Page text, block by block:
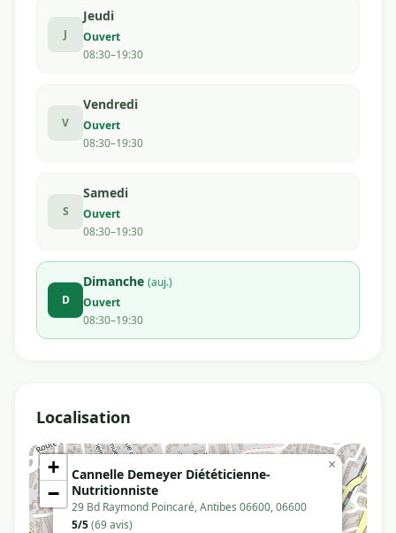
J
Jeudi
Ouvert
08:30–19:30
V
Vendredi
Ouvert
08:30–19:30
S
Samedi
Ouvert
08:30–19:30
D
Dimanche (auj.)
Ouvert
08:30–19:30
Localisation
Cannelle Demeyer Diététicienne-
Nutritionniste
29 Bd Raymond Poincaré, Antibes 06600, 06600
5/5(69 avis)
×
+
−